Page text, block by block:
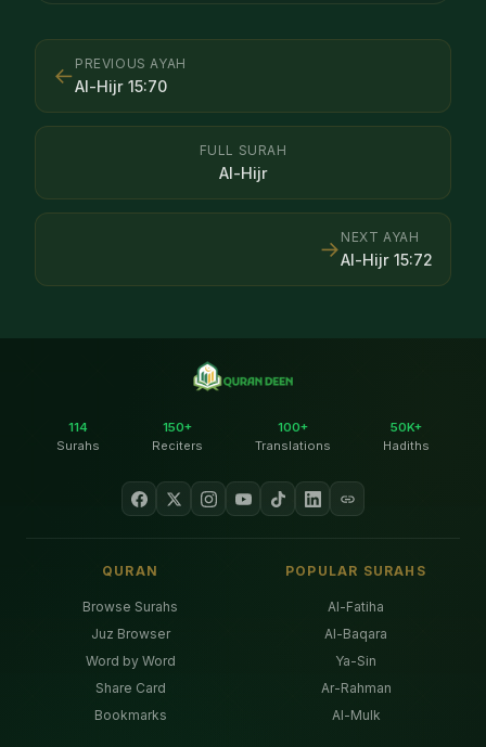
← PREVIOUS AYAH
Al-Hijr 15:70
FULL SURAH
Al-Hijr
NEXT AYAH
Al-Hijr 15:72
→
114
Surahs
150+
Reciters
100+
Translations
50K+
Hadiths
QURAN
Browse Surahs
Juz Browser
Word by Word
Share Card
Bookmarks
POPULAR SURAHS
Al-Fatiha
Al-Baqara
Ya-Sin
Ar-Rahman
Al-Mulk